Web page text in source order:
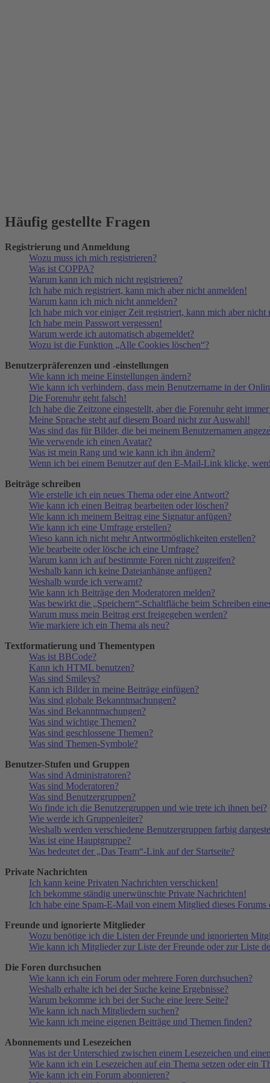
Häufig gestellte Fragen
Registrierung und Anmeldung
Wozu muss ich mich registrieren?
Was ist COPPA?
Warum kann ich mich nicht registrieren?
Ich habe mich registriert, kann mich aber nicht anmelden!
Warum kann ich mich nicht anmelden?
Ich habe mich vor einiger Zeit registriert, kann mich aber nicht
Ich habe mein Passwort vergessen!
Warum werde ich automatisch abgemeldet?
Wozu ist die Funktion „Alle Cookies löschen“?
Benutzerpräferenzen und -einstellungen
Wie kann ich meine Einstellungen ändern?
Wie kann ich verhindern, dass mein Benutzername in der
Die Forenuhr geht falsch!
Ich habe die Zeitzone eingestellt, aber die Forenuhr geht
Meine Sprache steht auf diesem Board nicht zur Auswahl!
Was sind das für Bilder, die bei meinem Benutzernamen
Wie verwende ich einen Avatar?
Was ist mein Rang und wie kann ich ihn ändern?
Wenn ich bei einem Benutzer auf den E-Mail-Link klicke,
Beiträge schreiben
Wie erstelle ich ein neues Thema oder eine Antwort?
Wie kann ich einen Beitrag bearbeiten oder löschen?
Wie kann ich meinem Beitrag eine Signatur anfügen?
Wie kann ich eine Umfrage erstellen?
Wieso kann ich nicht mehr Antwortmöglichkeiten erstellen?
Wie bearbeite oder lösche ich eine Umfrage?
Warum kann ich auf bestimmte Foren nicht zugreifen?
Weshalb kann ich keine Dateianhänge anfügen?
Weshalb wurde ich verwarnt?
Wie kann ich Beiträge den Moderatoren melden?
Was bewirkt die „Speichern“-Schaltfläche beim Schreiben
Warum muss mein Beitrag erst freigegeben werden?
Wie markiere ich ein Thema als neu?
Textformatierung und Thementypen
Was ist BBCode?
Kann ich HTML benutzen?
Was sind Smileys?
Kann ich Bilder in meine Beiträge einfügen?
Was sind globale Bekanntmachungen?
Was sind Bekanntmachungen?
Was sind wichtige Themen?
Was sind geschlossene Themen?
Was sind Themen-Symbole?
Benutzer-Stufen und Gruppen
Was sind Administratoren?
Was sind Moderatoren?
Was sind Benutzergruppen?
Wo finde ich die Benutzergruppen und wie trete ich ihnen bei?
Wie werde ich Gruppenleiter?
Weshalb werden verschiedene Benutzergruppen farbig
Was ist eine Hauptgruppe?
Was bedeutet der „Das Team“-Link auf der Startseite?
Private Nachrichten
Ich kann keine Privaten Nachrichten verschicken!
Ich bekomme ständig unerwünschte Private Nachrichten!
Ich habe eine Spam-E-Mail von einem Mitglied dieses Forums
Freunde und ignorierte Mitglieder
Wozu benötige ich die Listen der Freunde und ignorierten
Wie kann ich Mitglieder zur Liste der Freunde oder zur Liste
Die Foren durchsuchen
Wie kann ich ein Forum oder mehrere Foren durchsuchen?
Weshalb erhalte ich bei der Suche keine Ergebnisse?
Warum bekomme ich bei der Suche eine leere Seite?
Wie kann ich nach Mitgliedern suchen?
Wie kann ich meine eigenen Beiträge und Themen finden?
Abonnements und Lesezeichen
Was ist der Unterschied zwischen einem Lesezeichen und
Wie kann ich ein Lesezeichen auf ein Thema setzen oder ein
Wie kann ich ein Forum abonnieren?